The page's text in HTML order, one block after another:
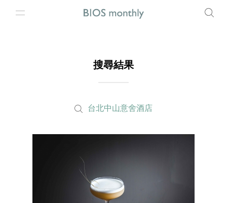
搜尋結果
台北中山意舍酒店